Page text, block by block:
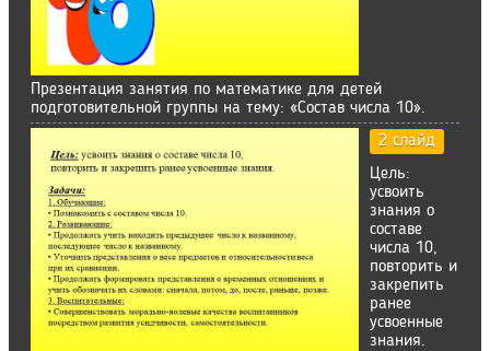
Презентация занятия по математике для детей
подготовительной группы на тему: «Состав числа 10».
2 слайд
Цель:
усвоить
знания о
составе
числа 10,
повторить и
закрепить
ранее
усвоенные
знания.